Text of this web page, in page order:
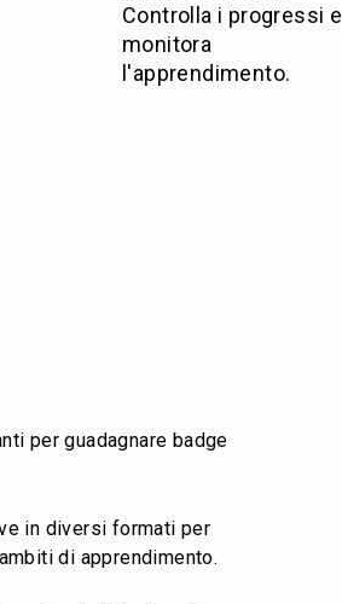
Controlla i progressi e
monitora
l'apprendimento.
per guadagnare badge
in diversi formati per
di apprendimento.